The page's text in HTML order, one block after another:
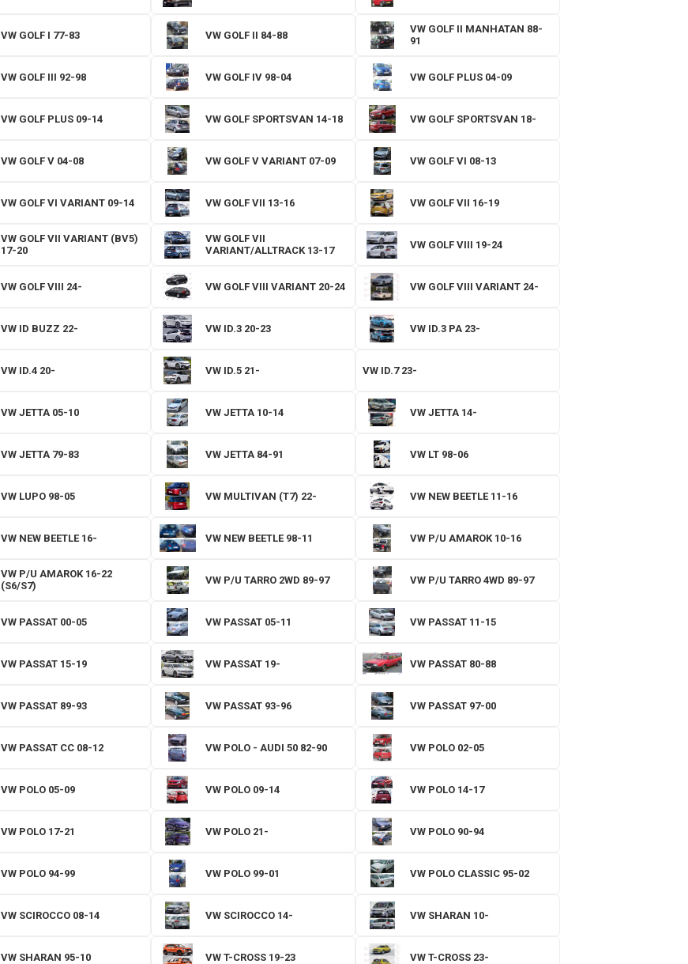
VW GOLF I 77-83 VW GOLF II 84-88
VW GOLF II MANHATAN 88-
91
VW GOLF III 92-98 VW GOLF IV 98-04 VW GOLF PLUS 04-09
VW GOLF PLUS 09-14 VW GOLF SPORTSVAN 14-18 VW GOLF SPORTSVAN 18-
VW GOLF V 04-08 VW GOLF V VARIANT 07-09 VW GOLF VI 08-13
VW GOLF VI VARIANT 09-14 VW GOLF VII 13-16 VW GOLF VII 16-19
VW GOLF VII VARIANT (BV5)
17-20
VW GOLF VII
VARIANT/ALLTRACK 13-17
VW GOLF VIII 19-24
VW GOLF VIII 24- VW GOLF VIII VARIANT 20-24 VW GOLF VIII VARIANT 24-
VW ID BUZZ 22- VW ID.3 20-23 VW ID.3 PA 23-
VW ID.4 20- VW ID.5 21- VW ID.7 23-
VW JETTA 05-10 VW JETTA 10-14 VW JETTA 14-
VW JETTA 79-83 VW JETTA 84-91 VW LT 98-06
VW LUPO 98-05 VW MULTIVAN (T7) 22- VW NEW BEETLE 11-16
VW NEW BEETLE 16- VW NEW BEETLE 98-11 VW P/U AMAROK 10-16
VW P/U AMAROK 16-22
(S6/S7)
VW P/U TARRO 2WD 89-97 VW P/U TARRO 4WD 89-97
VW PASSAT 00-05 VW PASSAT 05-11 VW PASSAT 11-15
VW PASSAT 15-19 VW PASSAT 19- VW PASSAT 80-88
VW PASSAT 89-93 VW PASSAT 93-96 VW PASSAT 97-00
VW PASSAT CC 08-12 VW POLO - AUDI 50 82-90 VW POLO 02-05
VW POLO 05-09 VW POLO 09-14 VW POLO 14-17
VW POLO 17-21 VW POLO 21- VW POLO 90-94
VW POLO 94-99 VW POLO 99-01 VW POLO CLASSIC 95-02
VW SCIROCCO 08-14 VW SCIROCCO 14- VW SHARAN 10-
VW SHARAN 95-10 VW T-CROSS 19-23 VW T-CROSS 23-